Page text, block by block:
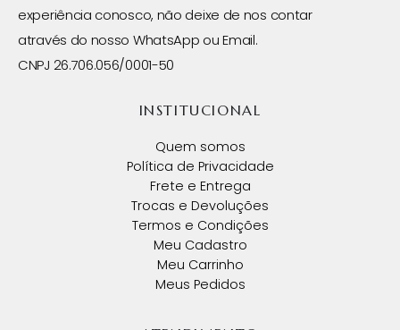
experiência conosco, não deixe de nos contar
através do nosso WhatsApp ou Email.
CNPJ 26.706.056/0001-50
INSTITUCIONAL
Quem somos
Política de Privacidade
Frete e Entrega
Trocas e Devoluções
Termos e Condições
Meu Cadastro
Meu Carrinho
Meus Pedidos